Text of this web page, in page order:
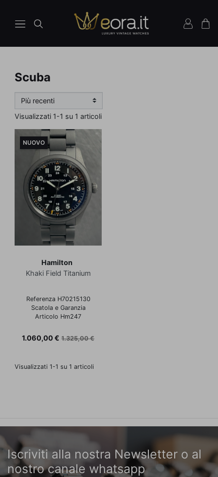
Scuba
Visualizzati 1-1 su 1 articoli
Hamilton
Khaki Field Titanium
Referenza H70215130
Scatola e Garanzia
Articolo Hm247
Prezzo
1.060,00 € Prezzo base
1.325,00 €
NUOVO
Visualizzati 1-1 su 1 articoli
Iscriviti alla nostra Newsletter o al
nostro canale whatsapp